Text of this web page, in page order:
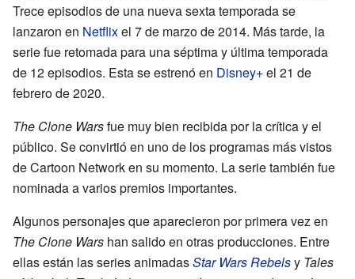
Trece episodios de una nueva sexta temporada se
lanzaron en Netflixel 7 de marzo de 2014. Más tarde, la
serie fue retomada para una séptima y última temporada
de 12 episodios. Esta se estrenó en Disney+el 21 de
febrero de 2020.
The Clone Warsfue muy bien recibida por la crítica y el
público. Se convirtió en uno de los programas más vistos
de Cartoon Network en su momento. La serie también fue
nominada a varios premios importantes.
Algunos personajes que aparecieron por primera vez en
The Clone Wars han salido en otras producciones. Entre
ellas están las series animadasStar Wars Rebelsy Tales